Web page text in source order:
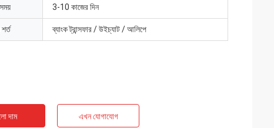
3-10 কাজের দিন
ব্যাংক ট্রান্সফার / উইচ্যাট / আলিপে
দাম এখন যোগাযোগ